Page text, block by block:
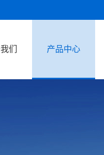
们 产品中心